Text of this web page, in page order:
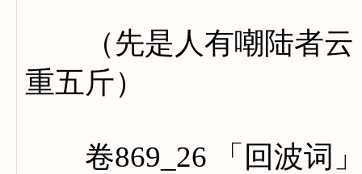
（先是人有嘲陆者云
重五斤）
卷869_26 「回波词